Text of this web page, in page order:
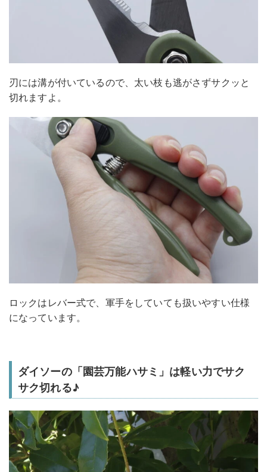
刃には溝が付いているので、太い枝も逃がさずサクッと
切れますよ。
ロックはレバー式で、軍手をしていても扱いやすい仕様
になっています。
ダイソーの「園芸万能ハサミ」は軽い力でサク
サク切れる♪